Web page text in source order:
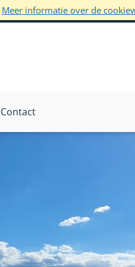
Meer informatie over de
Contact